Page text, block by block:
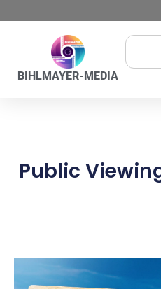
BIHLMAYER-MEDIA
Public